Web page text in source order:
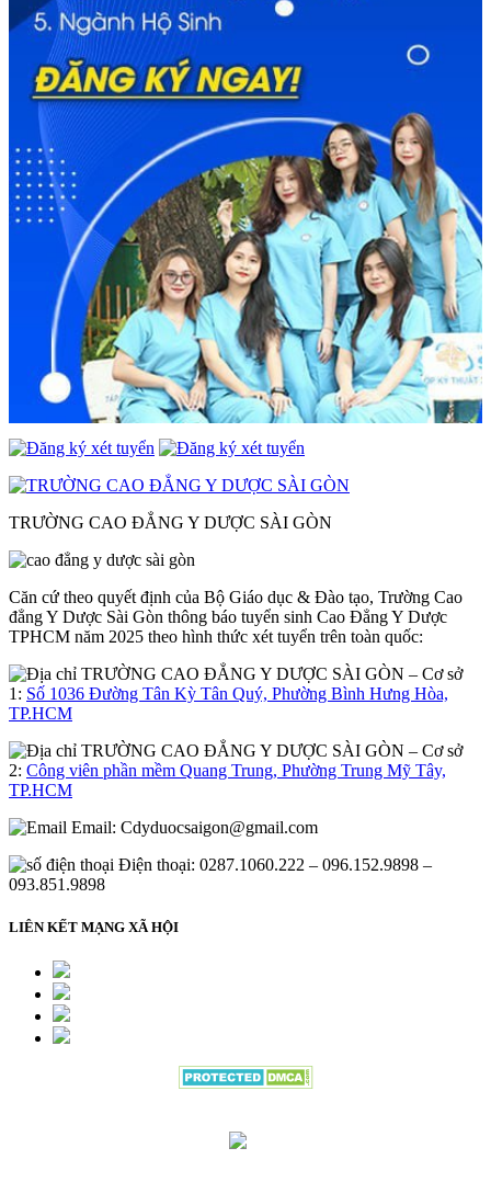
TRƯỜNG CAO ĐẲNG Y DƯỢC SÀI GÒN
Căn cứ theo quyết định của Bộ Giáo dục & Đào tạo, Trường Cao
đẳng Y Dược Sài Gòn thông báo tuyển sinh Cao Đẳng Y Dược
TPHCM năm 2025 theo hình thức xét tuyển trên toàn quốc:
– Cơ sở
1: Số 1036 Đường Tân Kỳ Tân Quý, Phường Bình Hưng Hòa,
TP.HCM
– Cơ sở
2: Công viên phần mềm Quang Trung, Phường Trung Mỹ Tây,
TP.HCM
Email: Cdyduocsaigon@gmail.com
Điện thoại: 0287.1060.222 – 096.152.9898 –
093.851.9898
LIÊN KẾT MẠNG XÃ HỘI